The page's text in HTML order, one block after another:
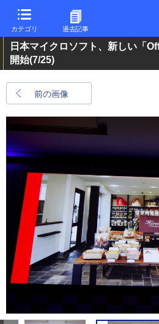
カテゴリ 過去記事
日本マイクロソフト、新しい「
開始(7/25)
前の画像